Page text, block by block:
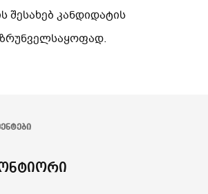
შესახებ კანდიდატის